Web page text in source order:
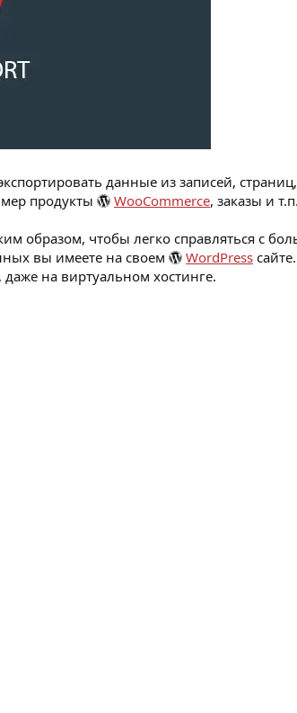
данные из записей,
продукты
WooCommerce, заказы и
образом, чтобы легко справляться с
вы имеете на своем
WordPress сайте.
даже на виртуальном хостинге.